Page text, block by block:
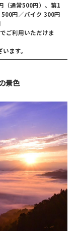
（通常500円）、第1
円／バイク 300円
ご利用いただけま
ます。
景色